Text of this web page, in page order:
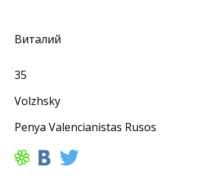
Виталий
35
Volzhsky
Penya Valencianistas Rusos